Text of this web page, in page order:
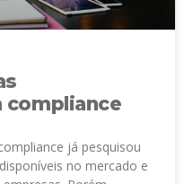
compliance
já pesquisou
no mercado e